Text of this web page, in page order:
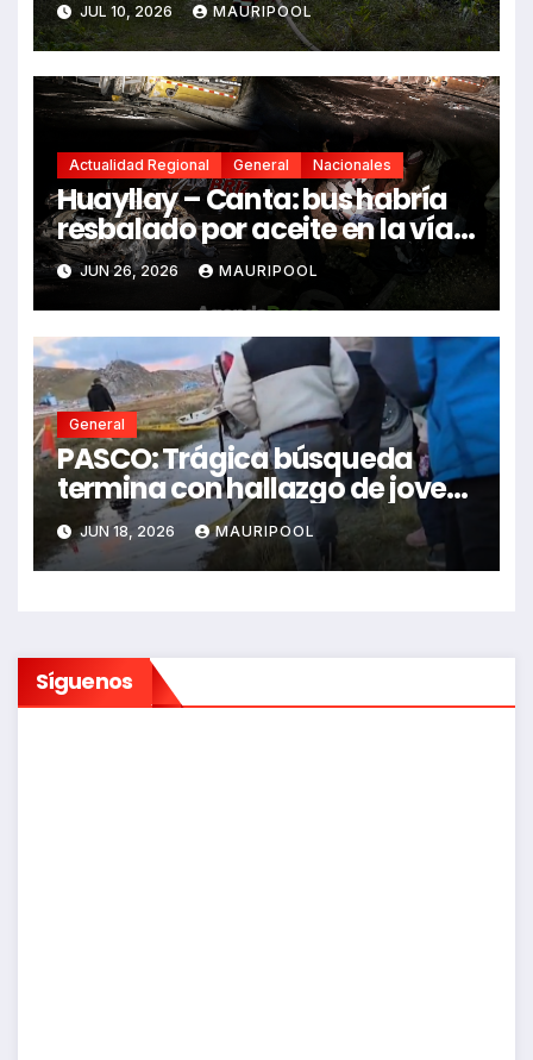
JUL 10, 2026 MAURIPOOL
Actualidad Regional General Nacionales
Huayllay – Canta: bus habría
resbalado por aceite en la vía e
impactó auto siniestrado
dejando dos fallecidos
JUN 26, 2026 MAURIPOOL
General
PASCO: Trágica búsqueda
termina con hallazgo de joven
sin vida en Rancas
JUN 18, 2026 MAURIPOOL
Síguenos